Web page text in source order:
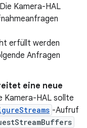
Kamera-HAL
erfüllt werden
Anfragen
eine neue
Kamera-HAL sollte
-Aufruf